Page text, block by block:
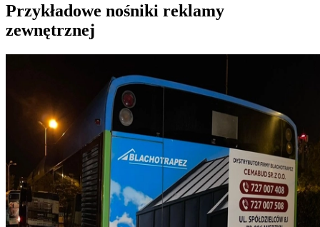
Przykładowe nośniki reklamy
zewnętrznej